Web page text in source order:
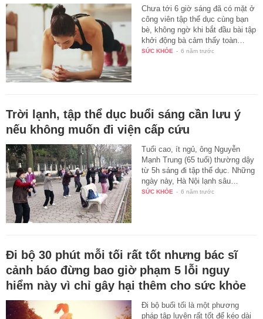
Chưa tới 6 giờ sáng đã có mặt ở
công viên tập thể dục cùng bạn
bè, không ngờ khi bắt đầu bài tập
khởi động bà cảm thấy toàn…
SỨC KHỎE - 6 năm trước
Trời lạnh, tập thể dục buổi sáng cần lưu ý
nếu không muốn đi viện cấp cứu
Tuổi cao, ít ngủ, ông Nguyễn
Mạnh Trung (65 tuổi) thường dậy
từ 5h sáng đi tập thể dục. Những
ngày này, Hà Nội lạnh sâu…
SỨC KHỎE - 6 năm trước
Đi bộ 30 phút mỗi tối rất tốt nhưng bác sĩ
cảnh báo đừng bao giờ phạm 5 lỗi nguy
hiểm này vì chỉ gây hại thêm cho sức khỏe
Đi bộ buổi tối là một phương
pháp tập luyện rất tốt để kéo dài